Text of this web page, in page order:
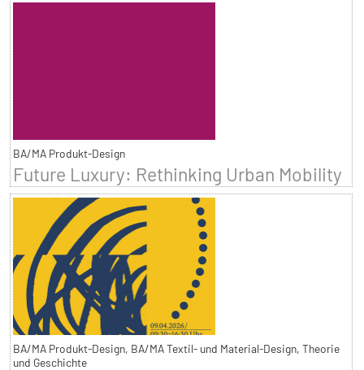
BA/MA Produkt-Design
Future Luxury: Rethinking Urban Mobility
BA/MA Produkt-Design, BA/MA Textil- und Material-Design, Theorie
und Geschichte